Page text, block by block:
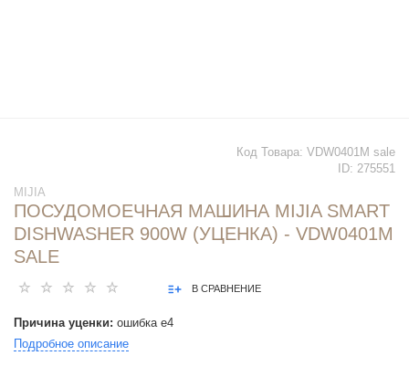
Код Товара: VDW0401M sale
ID: 275551
MIJIA
ПОСУДОМОЕЧНАЯ МАШИНА MIJIA SMART
DISHWASHER 900W (УЦЕНКА) - VDW0401M
SALE
В СРАВНЕНИЕ
Причина уценки: ошибка е4
Подробное описание